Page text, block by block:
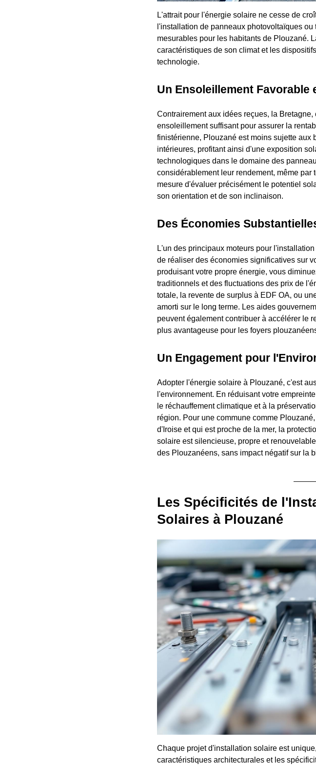
L'attrait pour l'énergie solaire ne cesse de
l'installation de panneaux photovoltaïques
mesurables pour les habitants de Plouzané.
caractéristiques de son climat et les
technologie.
Un Ensoleillement Favorable
Contrairement aux idées reçues, la
ensoleillement suffisant pour assurer la
finistérienne, Plouzané est moins sujette
intérieures, profitant ainsi d'une exposition
technologiques dans le domaine des
considérablement leur rendement, même
mesure d'évaluer précisément le potentiel
son orientation et de son inclinaison.
Des Économies
L'un des principaux moteurs pour
de réaliser des économies significatives sur
produisant votre propre énergie, vous
traditionnels et des fluctuations des prix de
totale, la revente de surplus à EDF OA, ou
amorti sur le long terme. Les aides
peuvent également contribuer à accélérer le
plus avantageuse pour les foyers
Un Engagement pour
Adopter l'énergie solaire à Plouzané, c'est
l'environnement. En réduisant votre
le réchauffement climatique et à la
région. Pour une commune comme
d'Iroise et qui est proche de la mer, la
solaire est silencieuse, propre et
des Plouzanéens, sans impact négatif sur la
Les Spécificités de
Solaires à Plouzané
Chaque projet d'installation solaire est
caractéristiques architecturales et les